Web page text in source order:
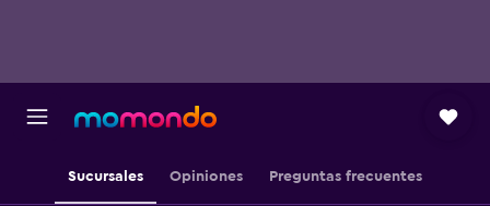
Sucursales Opiniones Preguntas frecuentes